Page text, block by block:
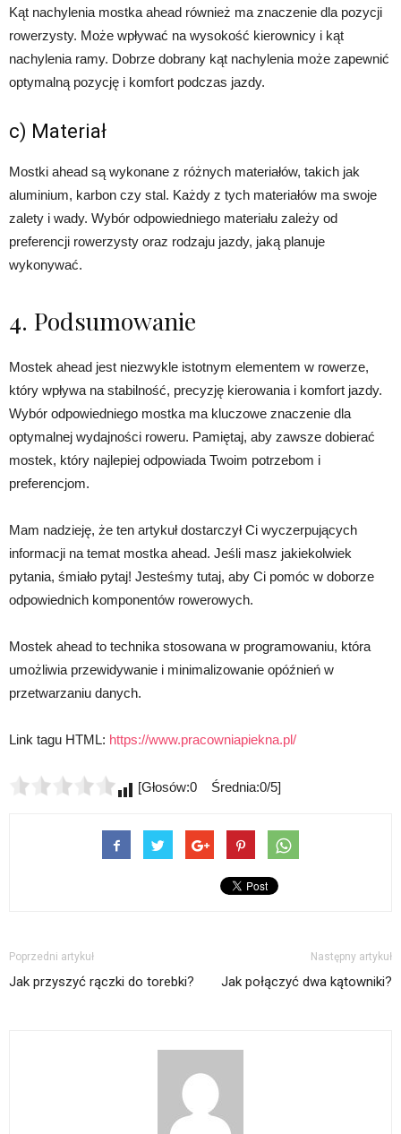
Kąt nachylenia mostka ahead również ma znaczenie dla pozycji
rowerzysty. Może wpływać na wysokość kierownicy i kąt
nachylenia ramy. Dobrze dobrany kąt nachylenia może zapewnić
optymalną pozycję i komfort podczas jazdy.
c) Materiał
Mostki ahead są wykonane z różnych materiałów, takich jak
aluminium, karbon czy stal. Każdy z tych materiałów ma swoje
zalety i wady. Wybór odpowiedniego materiału zależy od
preferencji rowerzysty oraz rodzaju jazdy, jaką planuje
wykonywać.
4. Podsumowanie
Mostek ahead jest niezwykle istotnym elementem w rowerze,
który wpływa na stabilność, precyzję kierowania i komfort jazdy.
Wybór odpowiedniego mostka ma kluczowe znaczenie dla
optymalnej wydajności roweru. Pamiętaj, aby zawsze dobierać
mostek, który najlepiej odpowiada Twoim potrzebom i
preferencjom.
Mam nadzieję, że ten artykuł dostarczył Ci wyczerpujących
informacji na temat mostka ahead. Jeśli masz jakiekolwiek
pytania, śmiało pytaj! Jesteśmy tutaj, aby Ci pomóc w doborze
odpowiednich komponentów rowerowych.
Mostek ahead to technika stosowana w programowaniu, która
umożliwia przewidywanie i minimalizowanie opóźnień w
przetwarzaniu danych.
Link tagu HTML: https://www.pracowniapiekna.pl/
[Głosów:0 Średnia:0/5]
Poprzedni artykuł
Jak przyszyć rączki do torebki?
Następny artykuł
Jak połączyć dwa kątowniki?